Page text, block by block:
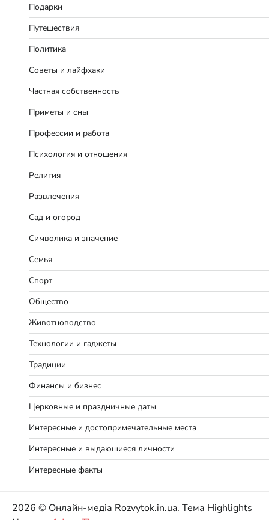
Подарки
Путешествия
Политика
Советы и лайфхаки
Частная собственность
Приметы и сны
Профессии и работа
Психология и отношения
Религия
Развлечения
Сад и огород
Символика и значение
Семья
Спорт
Общество
Животноводство
Технологии и гаджеты
Традиции
Финансы и бизнес
Церковные и праздничные даты
Интересные и достопримечательные места
Интересные и выдающиеся личности
Интересные факты
2026 © Онлайн-медіа Rozvytok.in.ua. Тема Highlights